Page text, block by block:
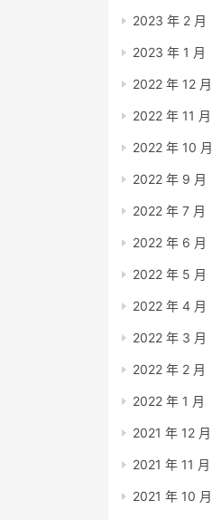
2023 年 2 月
2023 年 1 月
2022 年 12 月
2022 年 11 月
2022 年 10 月
2022 年 9 月
2022 年 7 月
2022 年 6 月
2022 年 5 月
2022 年 4 月
2022 年 3 月
2022 年 2 月
2022 年 1 月
2021 年 12 月
2021 年 11 月
2021 年 10 月